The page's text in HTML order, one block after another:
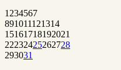
1 234567
891011121314
15161718192021
22232425262728
293031